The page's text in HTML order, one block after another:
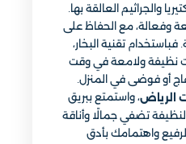
والجراثيم العالقة بها.
وفعالة، مع الحفاظ على
تقنية البخار،
نظيفة ولامعة في وقت
أو فوضى في المنزل.
الرياض، واستمتع ببريق
تضفي جمالًا وأناقة
واهتمامك بأدق